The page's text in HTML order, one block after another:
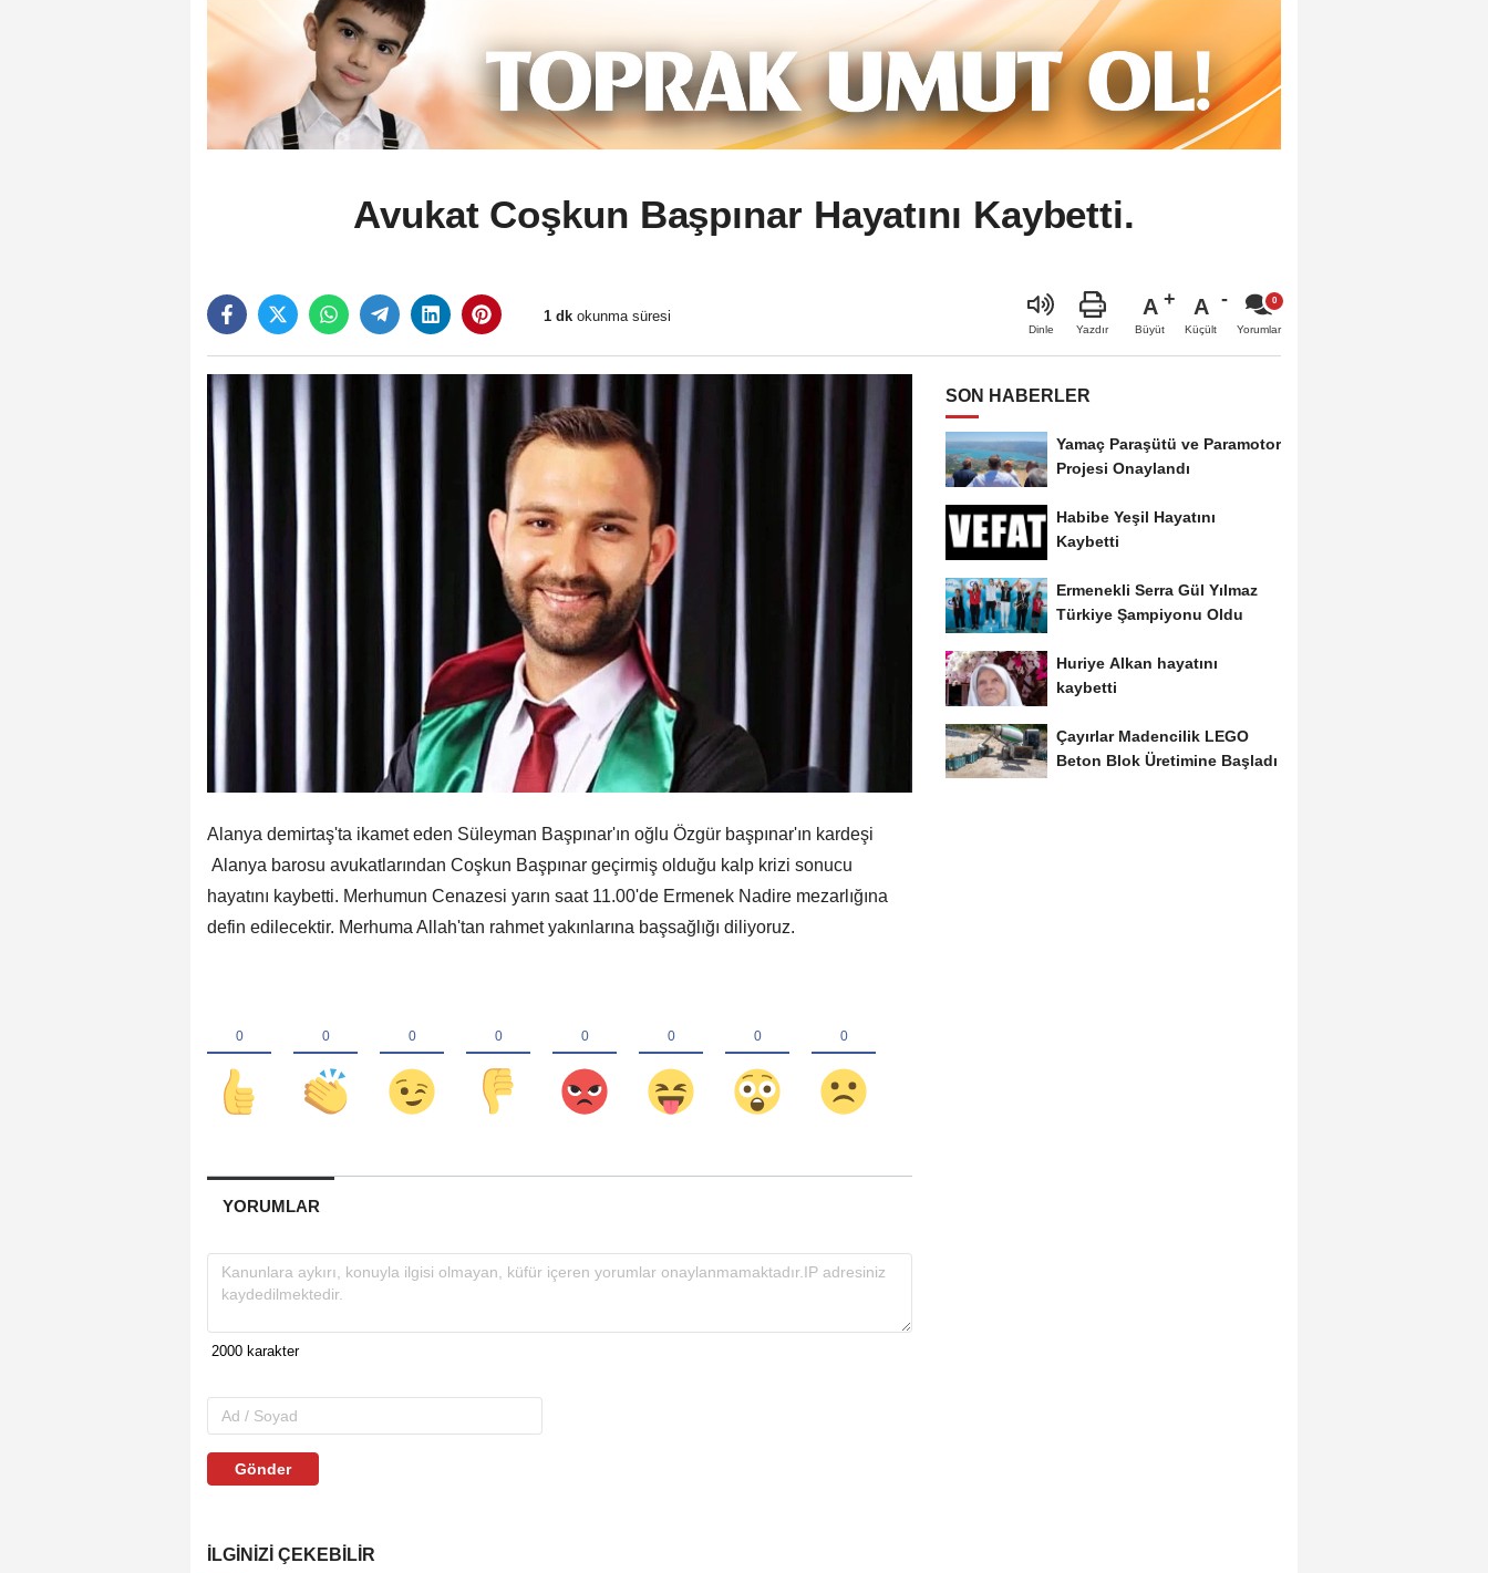
Avukat Coşkun Başpınar Hayatını Kaybetti.
1 dk okunma süresi
Dinle Yazdır
A
Büyüt
A
Küçült Yorumlar
Alanya demirtaş'ta ikamet eden Süleyman Başpınar'ın oğlu Özgür başpınar'ın kardeşi
Alanya barosu avukatlarından Coşkun Başpınar geçirmiş olduğu kalp krizi sonucu
hayatını kaybetti. Merhumun Cenazesi yarın saat 11.00'de Ermenek Nadire mezarlığına
defin edilecektir. Merhuma Allah'tan rahmet yakınlarına başsağlığı diliyoruz.
YORUMLAR
Gönder
İLGINIZI ÇEKEBILIR
SON HABERLER
Yamaç Paraşütü ve Paramotor
Projesi Onaylandı
Habibe Yeşil Hayatını
Kaybetti
Ermenekli Serra Gül Yılmaz
Türkiye Şampiyonu Oldu
Huriye Alkan hayatını
kaybetti
Çayırlar Madencilik LEGO
Beton Blok Üretimine Başladı